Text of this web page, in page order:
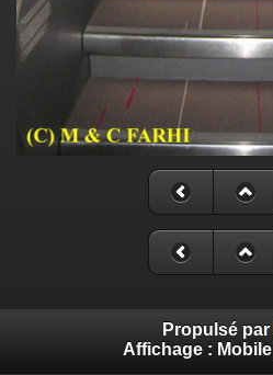
Propulsé par
Affichage : Mobile